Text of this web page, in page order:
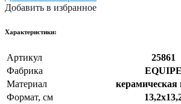
Добавить в избранное
Xарактеристики:
Артикул
25861
Фабрика
EQUIPE
Материал
керамическая
Формат, см